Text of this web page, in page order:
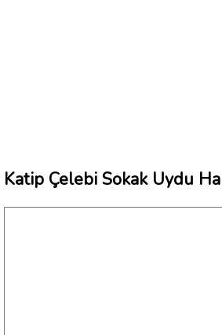
Katip Çelebi Sokak Uydu